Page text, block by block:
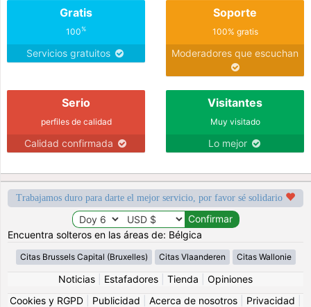
Gratis
100%
Servicios gratuitos
Soporte
100% gratis
Moderadores que escuchan
Serio
perfiles de calidad
Calidad confirmada
Visitantes
Muy visitado
Lo mejor
Trabajamos duro para darte el mejor servicio, por favor sé solidario
Encuentra solteros en las áreas de: Bélgica
Citas Brussels Capital (Bruxelles) Citas Vlaanderen Citas Wallonie
Noticias Estafadores Tienda
Opiniones
Cookies y RGPD
Publicidad Acerca de nosotros Privacidad